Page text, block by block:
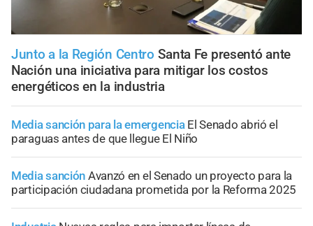
Junto a la Región Centro Santa Fe presentó ante
Nación una iniciativa para mitigar los costos
energéticos en la industria
Media sanción para la emergencia El Senado abrió el
paraguas antes de que llegue El Niño
Media sanción Avanzó en el Senado un proyecto para la
participación ciudadana prometida por la Reforma 2025